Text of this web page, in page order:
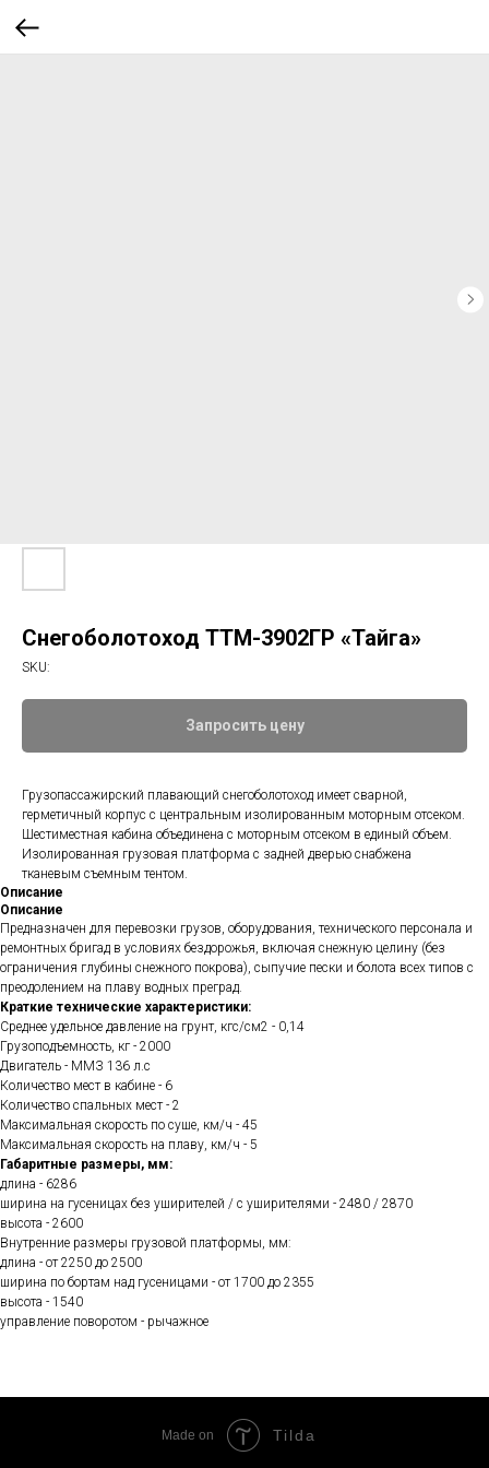
Снегоболотоход ТТМ-3902ГР «Тайга»
SKU:
Запросить цену
Грузопассажирский плавающий снегоболотоход имеет сварной,
герметичный корпус с центральным изолированным моторным отсеком.
Шестиместная кабина объединена с моторным отсеком в единый объем.
Изолированная грузовая платформа с задней дверью снабжена
тканевым съемным тентом.
Описание
Описание
Предназначен для перевозки грузов, оборудования, технического персонала и
ремонтных бригад в условиях бездорожья, включая снежную целину (без
ограничения глубины снежного покрова), сыпучие пески и болота всех типов с
преодолением на плаву водных преград.
Краткие технические характеристики:
Среднее удельное давление на грунт, кгс/см2 - 0,14
Грузоподъемность, кг - 2000
Двигатель - ММЗ 136 л.с
Количество мест в кабине - 6
Количество спальных мест - 2
Максимальная скорость по суше, км/ч - 45
Максимальная скорость на плаву, км/ч - 5
Габаритные размеры, мм:
длина - 6286
ширина на гусеницах без уширителей / с уширителями - 2480 / 2870
высота - 2600
Внутренние размеры грузовой платформы, мм:
длина - от 2250 до 2500
ширина по бортам над гусеницами - от 1700 до 2355
высота - 1540
управление поворотом - рычажное
Made on Tilda